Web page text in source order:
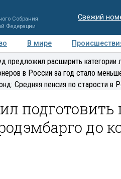
Собрания
Федерации
Свежий
В мире
Регионы Медиацентр
предложил расширить
в России за год стало
Средняя пенсия по старости в
до